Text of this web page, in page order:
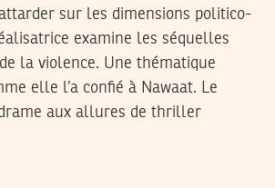
sur les dimensions politico-
examine les séquelles
la violence. Une thématique
elle l’a confié à Nawaat. Le
aux allures de thriller